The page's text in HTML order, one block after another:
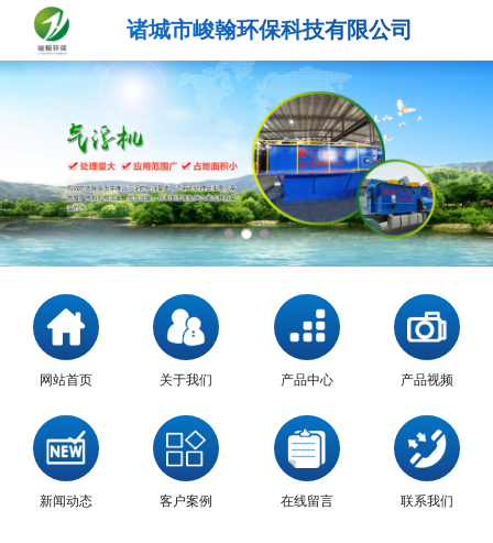
诸城市峻翰环保科技有限公司
网站首页 关于我们 产品中心 产品视频
新闻动态 客户案例 在线留言 联系我们